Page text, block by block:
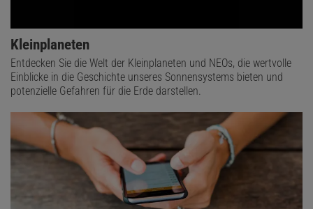
Kleinplaneten
Entdecken Sie die Welt der Kleinplaneten und NEOs, die wertvolle
Einblicke in die Geschichte unseres Sonnensystems bieten und
potenzielle Gefahren für die Erde darstellen.